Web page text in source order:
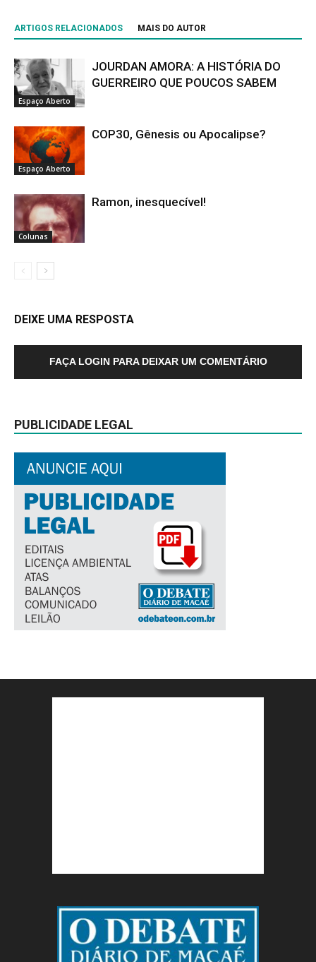
ARTIGOS RELACIONADOS MAIS DO AUTOR
Espaço Aberto
JOURDAN AMORA: A HISTÓRIA DO
GUERREIRO QUE POUCOS SABEM
Espaço Aberto
COP30, Gênesis ou Apocalipse?
Colunas
Ramon, inesquecível!
DEIXE UMA RESPOSTA
FAÇA LOGIN PARA DEIXAR UM COMENTÁRIO
PUBLICIDADE LEGAL